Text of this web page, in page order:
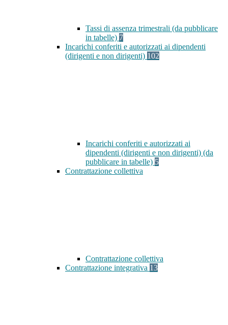
Tassi di assenza trimestrali (da pubblicare
in tabelle) 7
Incarichi conferiti e autorizzati ai dipendenti
(dirigenti e non dirigenti) 102
Incarichi conferiti e autorizzati ai
dipendenti (dirigenti e non dirigenti) (da
pubblicare in tabelle) 5
Contrattazione collettiva
Contrattazione collettiva
Contrattazione integrativa 13